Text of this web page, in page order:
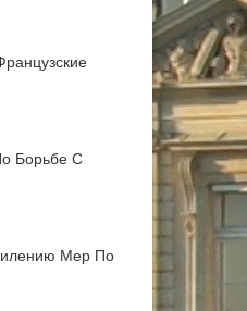
Борьбе С
Мер По